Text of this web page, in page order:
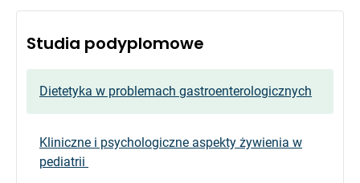
Studia podyplomowe
Dietetyka w problemach gastroenterologicznych
Kliniczne i psychologiczne aspekty żywienia w
pediatrii